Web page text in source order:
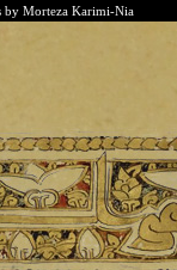
by Morteza Karimi-Nia